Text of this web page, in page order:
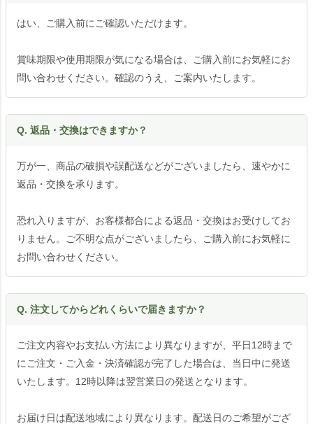
はい、ご購入前にご確認いただけます。
賞味期限や使用期限が気になる場合は、ご購入前にお気軽にお
問い合わせください。確認のうえ、ご案内いたします。
Q. 返品・交換はできますか？
万が一、商品の破損や誤配送などがございましたら、速やかに
返品・交換を承ります。
恐れ入りますが、お客様都合による返品・交換はお受けしてお
りません。ご不明な点がございましたら、ご購入前にお気軽に
お問い合わせください。
Q. 注文してからどれくらいで届きますか？
ご注文内容やお支払い方法により異なりますが、平日12時まで
にご注文・ご入金・決済確認が完了した場合は、当日中に発送
いたします。12時以降は翌営業日の発送となります。
お届け日は配送地域により異なります。配送日のご希望がござ